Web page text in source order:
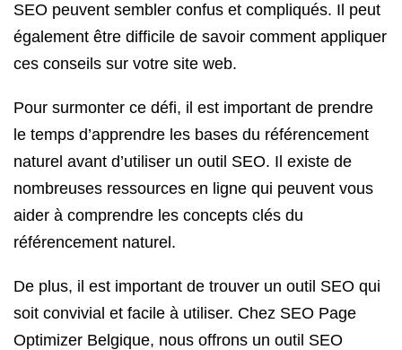
SEO peuvent sembler confus et compliqués. Il peut
également être difficile de savoir comment appliquer
ces conseils sur votre site web.
Pour surmonter ce défi, il est important de prendre
le temps d’apprendre les bases du référencement
naturel avant d’utiliser un outil SEO. Il existe de
nombreuses ressources en ligne qui peuvent vous
aider à comprendre les concepts clés du
référencement naturel.
De plus, il est important de trouver un outil SEO qui
soit convivial et facile à utiliser. Chez SEO Page
Optimizer Belgique, nous offrons un outil SEO